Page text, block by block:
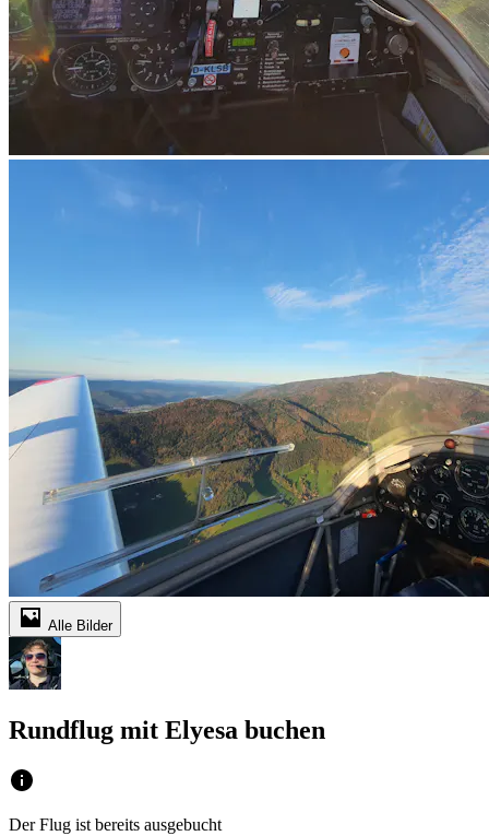
Alle Bilder
Rundflug mit Elyesa buchen
Der Flug ist bereits ausgebucht